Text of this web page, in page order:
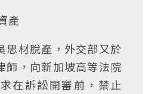
產
思材脫產，外交部又於
師，向新加坡高等法院
在訴訟開審前，禁止